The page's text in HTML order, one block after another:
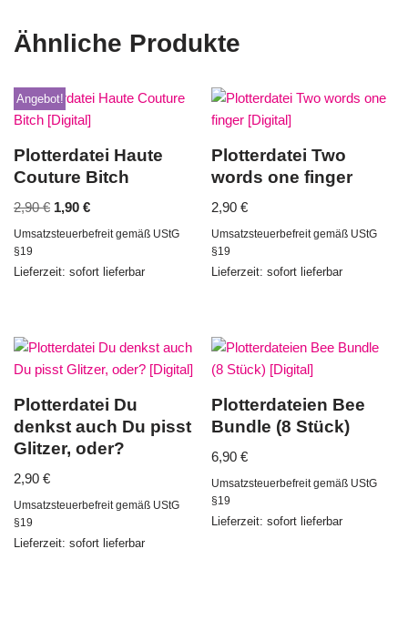
Ähnliche Produkte
Angebot!
Plotterdatei Haute
Couture Bitch
2,90€ 1,90 €
Umsatzsteuerbefreit gemäß UStG
§19
Lieferzeit: sofort lieferbar
Plotterdatei Two
words one finger
2,90€
Umsatzsteuerbefreit gemäß UStG
§19
Lieferzeit: sofort lieferbar
Plotterdatei Du
denkst auch Du pisst
Glitzer, oder?
2,90 €
Umsatzsteuerbefreit gemäß UStG
§19
Lieferzeit: sofort lieferbar
Plotterdateien Bee
Bundle (8 Stück)
6,90€
Umsatzsteuerbefreit gemäß UStG
§19
Lieferzeit: sofort lieferbar